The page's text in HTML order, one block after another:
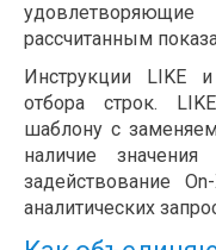
рассчитанным
Инструкции LIKE
отбора строк.
шаблону с
наличие
задействование
аналитических